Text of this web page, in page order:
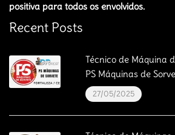
positiva para todos os envolvidos.
Recent Posts
Técnico de Máquina
PS Máquinas de
27/05/2025